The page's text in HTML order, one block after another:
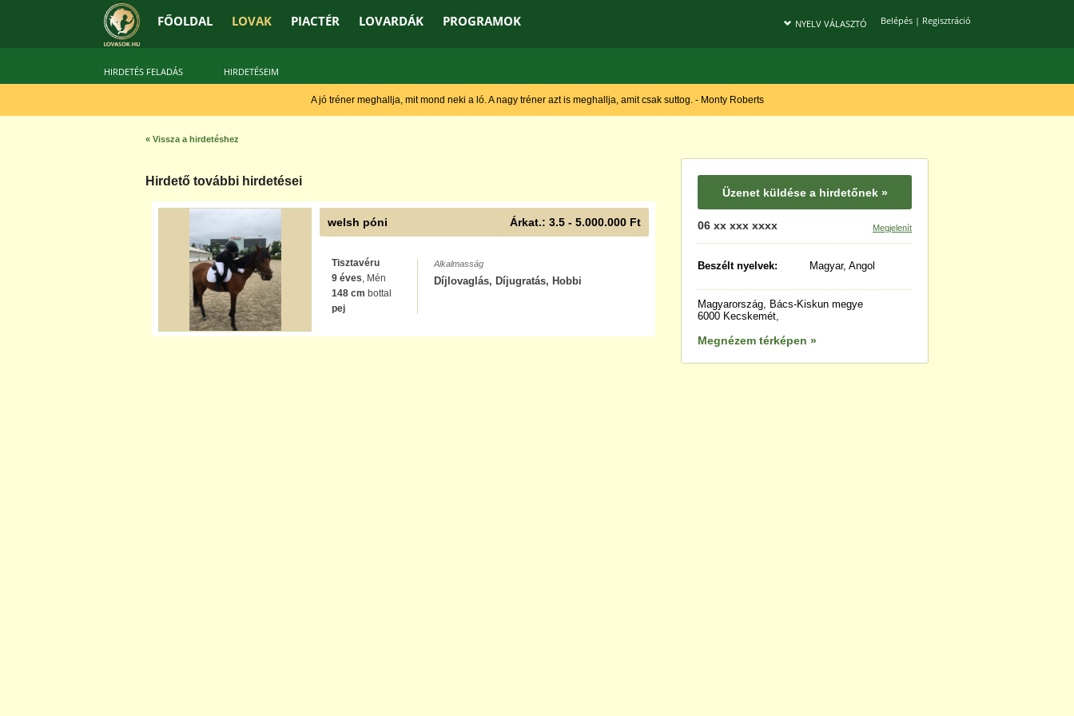
FŐOLDAL LOVAK PIACTÉR LOVARDÁK PROGRAMOK Belépés| Regisztráció
NYELV VÁLASZTÓ
HIRDETÉS FELADÁS HIRDETÉSEIM
A jó tréner meghallja, mit mond neki a ló. A nagy tréner azt is meghallja, amit csak suttog. - Monty Roberts
« Vissza a hirdetéshez
Hirdető további hirdetései
welsh póni Árkat.: 3.5 - 5.000.000 Ft
Tisztavéru
9 éves, Mén
148 cm bottal
pej
Alkalmasság
Díjlovaglás, Díjugratás, Hobbi
Üzenet küldése a hirdetőnek »
06 xx xxx xxxx Megjelenít
Beszélt nyelvek: Magyar, Angol
Magyarország, Bács-Kiskun megye
6000 Kecskemét,
Megnézem térképen »